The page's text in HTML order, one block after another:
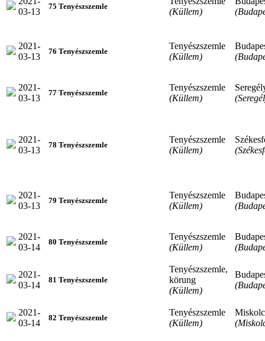
03-13
75 Tenyészszemle
(Küllem)
2021-
03-13
76 Tenyészszemle
Tenyészszemle
(Küllem)
2021-
03-13
77 Tenyészszemle
Tenyészszemle
(Küllem)
2021-
03-13
78 Tenyészszemle
Tenyészszemle
(Küllem)
2021-
03-13
79 Tenyészszemle
Tenyészszemle
(Küllem)
2021-
03-14
80 Tenyészszemle
Tenyészszemle
(Küllem)
2021-
03-14
81 Tenyészszemle
Tenyészszemle,
körung
(Küllem)
2021-
03-14
82 Tenyészszemle
Tenyészszemle
(Küllem)
Miskolc